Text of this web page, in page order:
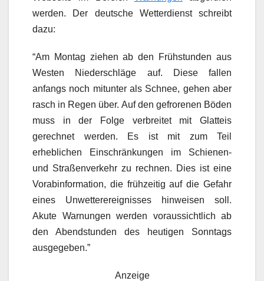
werden. Der deutsche Wetterdienst schreibt
dazu:
“Am Montag ziehen ab den Frühstunden aus
Westen Niederschläge auf. Diese fallen
anfangs noch mitunter als Schnee, gehen aber
rasch in Regen über. Auf den gefrorenen Böden
muss in der Folge verbreitet mit Glatteis
gerechnet werden. Es ist mit zum Teil
erheblichen Einschränkungen im Schienen-
und Straßenverkehr zu rechnen. Dies ist eine
Vorabinformation, die frühzeitig auf die Gefahr
eines Unwetterereignisses hinweisen soll.
Akute Warnungen werden voraussichtlich ab
den Abendstunden des heutigen Sonntags
ausgegeben.”
Anzeige